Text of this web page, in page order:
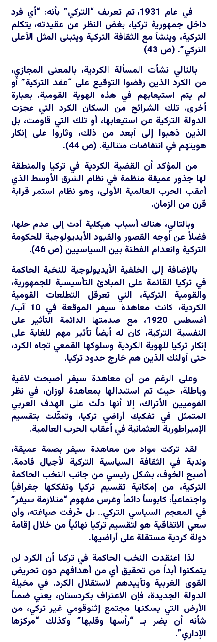
في عام 1931، تم تعريف “التركي” بأنه: “أي فرد
داخل جمهورية تركيا، بغض النظر عن عقيدته، يتكلم
التركية، وينشأ مع الثقافة التركية ويتبنى المثل الأعلى
التركي”. (ص 43)
بالتالي نشأت المسألة الكردية، بالمعنى المجازي،
من الكرد الذين رفضوا التوقيع على “عقد التركية” أو
لم يتم استيعابهم في هذه الهوية القومية. بعبارة
أخرى، تلك الشرائح من السكان الكرد التي عجزت
الدولة التركية عن استيعابها، أو تلك التي قاومت، بل
الذين ذهبوا إلى أبعد من ذلك، وثاروا على إنكار
هويتهم في انتفاضات متتالية. (ص 44).
من المؤكد أن القضية الكردية في تركيا والمنطقة
لها جذور عميقة منظمة في نظام الشرق الأوسط الذي
أعقب الحرب العالمية الأولى، وهو نظام استمر قرابة
قرن من الزمان.
وبالتالي، هناك أسباب هيكلية أدت إلى عدم حلها،
فضلاً عن أوجه القصور والقيود الأيديولوجية للحكومة
التركية وانعدام الفطنة بين السياسيين (ص 46).
بالإضافة إلى الخلفية الأيديولوجية للنخبة الحاكمة
في تركيا القائمة على المبادئ التأسيسية للجمهورية،
والقومية التركية، التي تعرقل التطلعات القومية
الكردية، كانت معاهدة سيفر الموقعة في 10 آب/
أغسطس 1920، مع صدمتها الدائمة التأثير على
النفسية التركية، كان له أيضاً تأثير مهم للغاية على
إنكار تركيا للهوية الكردية وسلوكها القمعي تجاه الكرد،
حتى أولئك الذين هم خارج حدود تركيا.
وعلى الرغم من أن معاهدة سيفر أصبحت لاغية
وباطلة، حيث تم استبدالها بمعاهدة لوزان، في نظر
القوميين الأتراك، إلا أنها دلّت على الهدف الغربي
المتمثل في تفكيك أراضي تركيا، وتمثّلت بتقسيم
الإمبراطورية العثمانية في أعقاب الحرب العالمية.
لقد تركت مواد من معاهدة سيفر بصمة عميقة،
وندبة في الثقافة السياسية التركية لأجيال قادمة.
أصبح الخوف، بشكل رئيسي من جانب النخب الحاكمة
التركية، من إمكانية تقسيم تركيا وتفككها جغرافياً
واجتماعياً، كابوساً دائماً وغرس مفهوم “متلازمة سيفر”
في المعجم السياسي التركي.. بل حُرفت صياغته، وأن
سعي الاتفاقية هو لتقسيم تركيا نهائياً من خلال إقامة
دولة كردية مستقلة على أراضيها.
لذا اعتقدت النخب الحاكمة في تركيا أن الكرد لن
يتمكنوا أبداً من تحقيق أي من أهدافهم دون تحريض
القوى الغربية وتأييدهم لاستقلال الكرد. في مخيلة
الدولة الجديدة، فإن الاعتراف بكردستان، يعني ضمناً
الأرض التي يسكنها مجتمع إثنوقومي غير تركي، من
شأنه أن يضر بـ “رأسها وقلبها” وكذلك “مركزها
الإداري”.